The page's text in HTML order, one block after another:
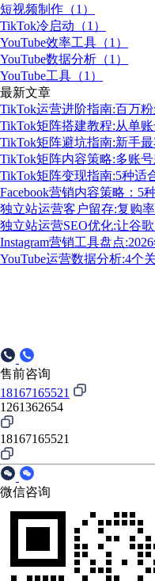
短视频制作（1）
TikTok冷启动（1）
YouTube效率工具（1）
YouTube数据分析（1）
YouTube工具（1）
最新文章
TikTok运营进阶指南:百万
TikTok矩阵搭建教程:从单
TikTok矩阵避坑指南:新手
TikTok矩阵内容策略:多账
TikTok矩阵变现指南:5种适
Facebook营销内容策略：5
独立站运营客户留存:复购
独立站运营SEO优化:让谷
Instagram营销工具盘点
YouTube运营数据分析:4个
售前咨询
18167165521
1261362654
18167165521
微信咨询